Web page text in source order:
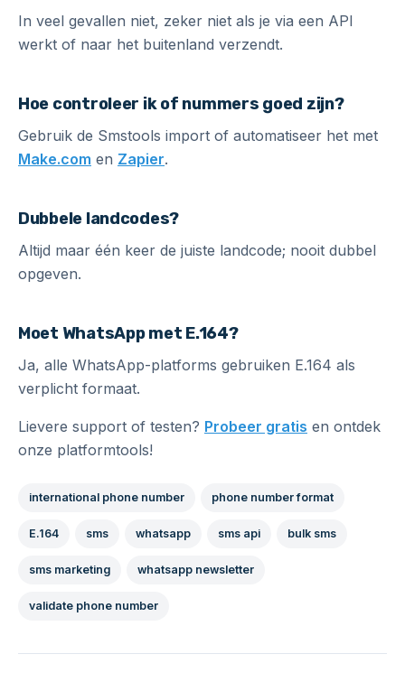
In veel gevallen niet, zeker niet als je via een API
werkt of naar het buitenland verzendt.
Hoe controleer ik of nummers goed zijn?
Gebruik de Smstools import of automatiseer het met
Make.com en Zapier.
Dubbele landcodes?
Altijd maar één keer de juiste landcode; nooit dubbel
opgeven.
Moet WhatsApp met E.164?
Ja, alle WhatsApp-platforms gebruiken E.164 als
verplicht formaat.
Lievere support of testen? Probeer gratis en ontdek
onze platformtools!
international phone number phone number format
E.164 sms whatsapp sms api bulk sms
sms marketing whatsapp newsletter
validate phone number